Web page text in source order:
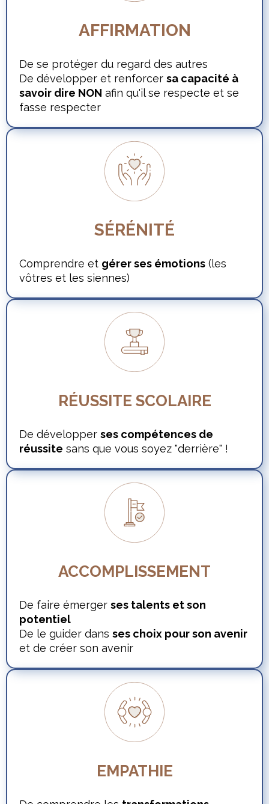
AFFIRMATION
De se protéger du regard des autres
De développer et renforcer sa capacité à
savoir dire NON afin qu'il se respecte et se
fasse respecter
SÉRÉNITÉ
Comprendre et gérer ses émotions (les
vôtres et les siennes)
RÉUSSITE SCOLAIRE
De développer ses compétences de
réussite sans que vous soyez "derrière" !
ACCOMPLISSEMENT
De faire émerger ses talents et son
potentiel
De le guider dans ses choix pour son avenir
et de créer son avenir
EMPATHIE